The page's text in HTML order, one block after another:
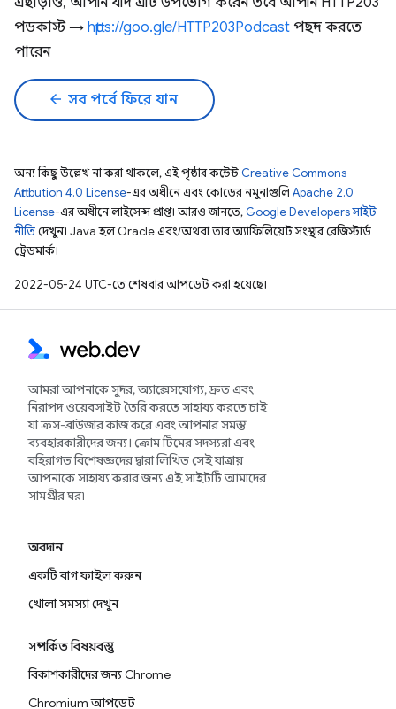
পডকাস্ট → https://goo.gle/HTTP203Podcast পছন্দ করতে
পারেন
arrow_back সব পর্বে ফিরে যান
অন্য কিছু উল্লেখ না করা থাকলে, এই পৃষ্ঠার কন্টেন্ট Creative Commons
Attribution 4.0 License-এর অধীনে এবং কোডের নমুনাগুলিApache 2.0
License-এর অধীনে লাইসেন্স প্রাপ্ত। আরও জানতে, Google Developers সাইট
নীতিদেখুন। Java হল Oracle এবং/অথবা তার অ্যাফিলিয়েট সংস্থার রেজিস্টার্ড
ট্রেডমার্ক।
2022-05-24 UTC-তে শেষবার আপডেট করা হয়েছে।
আমরা আপনাকে সুন্দর, অ্যাক্সেসযোগ্য, দ্রুত এবং
নিরাপদ ওয়েবসাইট তৈরি করতে সাহায্য করতে চাই
যা ক্রস-ব্রাউজার কাজ করে এবং আপনার সমস্ত
ব্যবহারকারীদের জন্য। ক্রোম টিমের সদস্যরা এবং
বহিরাগত বিশেষজ্ঞদের দ্বারা লিখিত সেই যাত্রায়
আপনাকে সাহায্য করার জন্য এই সাইটটি আমাদের
সামগ্রীর ঘর৷
অবদান
একটি বাগ ফাইল করুন
খোলা সমস্যা দেখুন
সম্পর্কিত বিষয়বস্তু
বিকাশকারীদের জন্য Chrome
Chromium আপডেট